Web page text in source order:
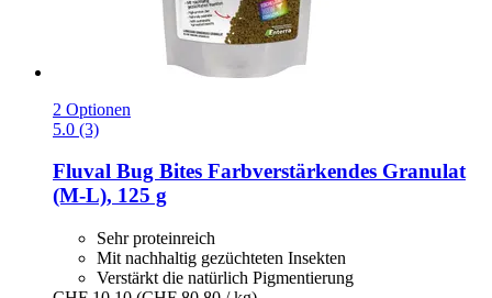
2 Optionen
5.0 (3)
Fluval Bug Bites Farbverstärkendes Granulat
(M-​L), 125 g
Sehr proteinreich
Mit nachhaltig gezüchteten Insekten
Verstärkt die natürlich Pigmentierung